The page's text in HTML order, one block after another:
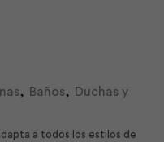
, Baños,
Duchas y
a todos los estilos de